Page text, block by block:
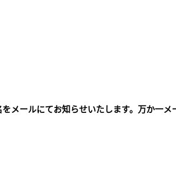
ールにてお知らせいたします。万か一メ